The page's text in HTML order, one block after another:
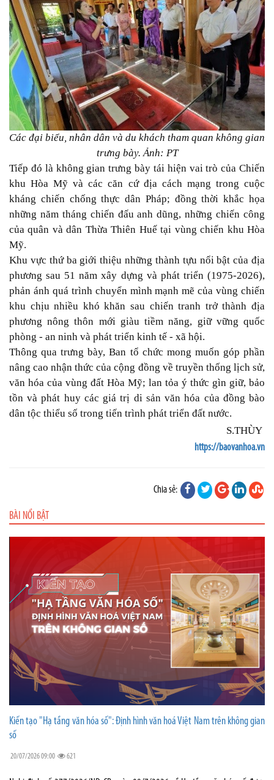
Các đại biểu, nhân dân và du khách tham quan không gian
trưng bày. Ảnh: PT
Tiếp đó là không gian trưng bày tái hiện vai trò của Chiến
khu Hòa Mỹ và các căn cứ địa cách mạng trong cuộc
kháng chiến chống thực dân Pháp; đồng thời khắc họa
những năm tháng chiến đấu anh dũng, những chiến công
của quân và dân Thừa Thiên Huế tại vùng chiến khu Hòa
Mỹ.
Khu vực thứ ba giới thiệu những thành tựu nổi bật của địa
phương sau 51 năm xây dựng và phát triển (1975-2026),
phản ánh quá trình chuyển mình mạnh mẽ của vùng chiến
khu chịu nhiều khó khăn sau chiến tranh trở thành địa
phương nông thôn mới giàu tiềm năng, giữ vững quốc
phòng - an ninh và phát triển kinh tế - xã hội.
Thông qua trưng bày, Ban tổ chức mong muốn góp phần
nâng cao nhận thức của cộng đồng về truyền thống lịch sử,
văn hóa của vùng đất Hòa Mỹ; lan tỏa ý thức gìn giữ, bảo
tồn và phát huy các giá trị di sản văn hóa của đồng bào
dân tộc thiểu số trong tiến trình phát triển đất nước.
S.THÙY
https://baovanhoa.vn
Chia sẻ:
BÀI NỔI BẬT
Kiến tạo "Hạ tầng văn hóa số": Định hình văn hoá Việt Nam trên không gian
số
20/07/2026 09:00 621